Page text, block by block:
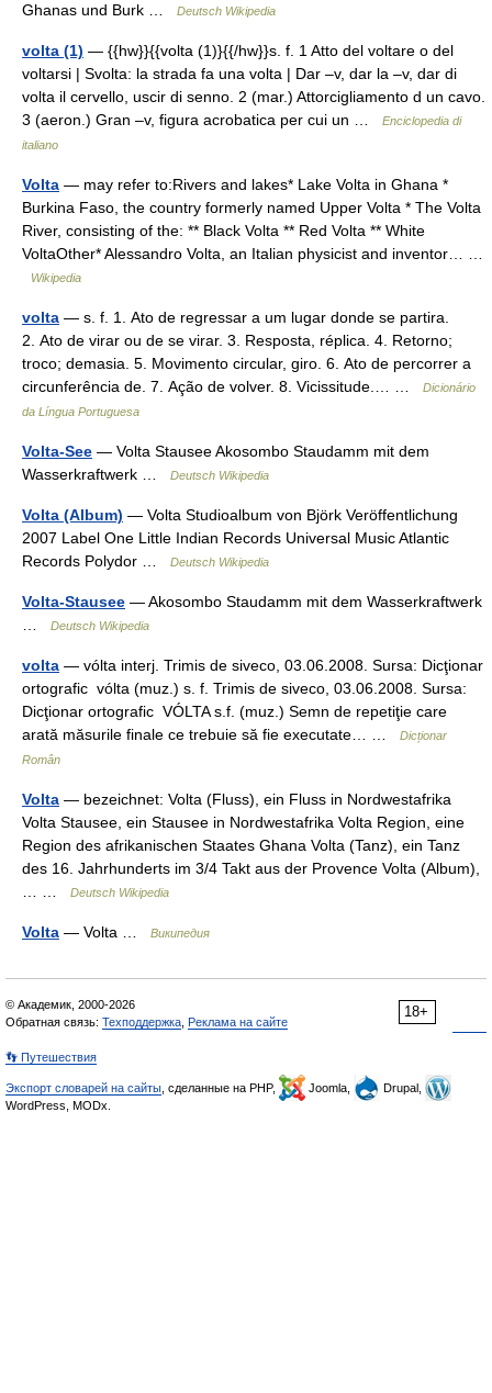
Ghanas und Burk …
Deutsch Wikipedia
volta (1) — {{hw}}{{volta (1)}{{/hw}}s. f. 1 Atto del voltare o del
voltarsi | Svolta: la strada fa una volta | Dar –v, dar la –v, dar di
volta il cervello, uscir di senno. 2 (mar.) Attorcigliamento d un cavo.
3 (aeron.) Gran –v, figura acrobatica per cui un …
Enciclopedia di
italiano
Volta — may refer to:Rivers and lakes* Lake Volta in Ghana *
Burkina Faso, the country formerly named Upper Volta * The Volta
River, consisting of the: ** Black Volta ** Red Volta ** White
VoltaOther* Alessandro Volta, an Italian physicist and inventor… …
Wikipedia
volta — s. f. 1. Ato de regressar a um lugar donde se partira.
2. Ato de virar ou de se virar. 3. Resposta, réplica. 4. Retorno;
troco; demasia. 5. Movimento circular, giro. 6. Ato de percorrer a
circunferência de. 7. Ação de volver. 8. Vicissitude.… …
Dicionário
da Língua Portuguesa
Volta-See — Volta Stausee Akosombo Staudamm mit dem
Wasserkraftwerk …
Deutsch Wikipedia
Volta (Album) — Volta Studioalbum von Björk Veröffentlichung
2007 Label One Little Indian Records Universal Music Atlantic
Records Polydor …
Deutsch Wikipedia
Volta-Stausee — Akosombo Staudamm mit dem Wasserkraftwerk
Deutsch Wikipedia
volta — vólta interj. Trimis de siveco, 03.06.2008. Sursa: Dicţionar
ortografic vólta (muz.) s. f. Trimis de siveco, 03.06.2008. Sursa:
Dicţionar ortografic VÓLTA s.f. (muz.) Semn de repetiţie care
arată măsurile finale ce trebuie să fie executate… …
Dicționar
Român
Volta — bezeichnet: Volta (Fluss), ein Fluss in Nordwestafrika
Volta Stausee, ein Stausee in Nordwestafrika Volta Region, eine
Region des afrikanischen Staates Ghana Volta (Tanz), ein Tanz
des 16. Jahrhunderts im 3/4 Takt aus der Provence Volta (Album),
Deutsch Wikipedia
Volta — Volta … Википедия
18+
© Академик, 2000-2026
Обратная связь: Техподдержка Реклама на сайте
👣 Путешествия
Экспорт словарей на сайты , сделанные на PHP, Joomla,
Drupal,
WordPress, MODx.